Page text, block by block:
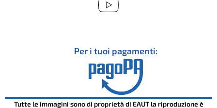
Per i tuoi pagamenti:
Tutte le immagini sono di proprietà di EAUT la riproduzione è